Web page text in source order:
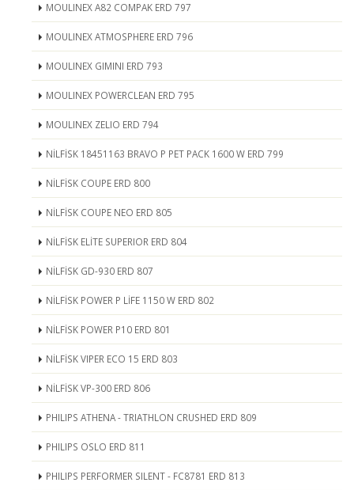
MOULINEX A82 COMPAK ERD 797
MOULINEX ATMOSPHERE ERD 796
MOULINEX GIMINI ERD 793
MOULINEX POWERCLEAN ERD 795
MOULINEX ZELIO ERD 794
NİLFİSK 18451163 BRAVO P PET PACK 1600 W ERD 799
NİLFİSK COUPE ERD 800
NİLFİSK COUPE NEO ERD 805
NİLFİSK ELİTE SUPERIOR ERD 804
NİLFİSK GD-930 ERD 807
NİLFİSK POWER P LİFE 1150 W ERD 802
NİLFİSK POWER P10 ERD 801
NİLFİSK VIPER ECO 15 ERD 803
NİLFİSK VP-300 ERD 806
PHILIPS ATHENA - TRIATHLON CRUSHED ERD 809
PHILIPS OSLO ERD 811
PHILIPS PERFORMER SILENT - FC8781 ERD 813